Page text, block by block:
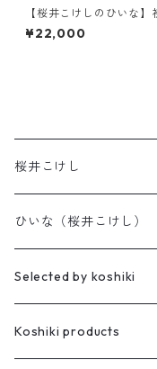
【桜井こけしのひいな】
花
¥22,000
桜井こけし
天神様
櫻井家の伝統こけし
櫻井家の鳴子こけし
ひいな（桜井こけし）
昭寛作
華雅
親王飾り
Selected by koshiki
Koshiki products